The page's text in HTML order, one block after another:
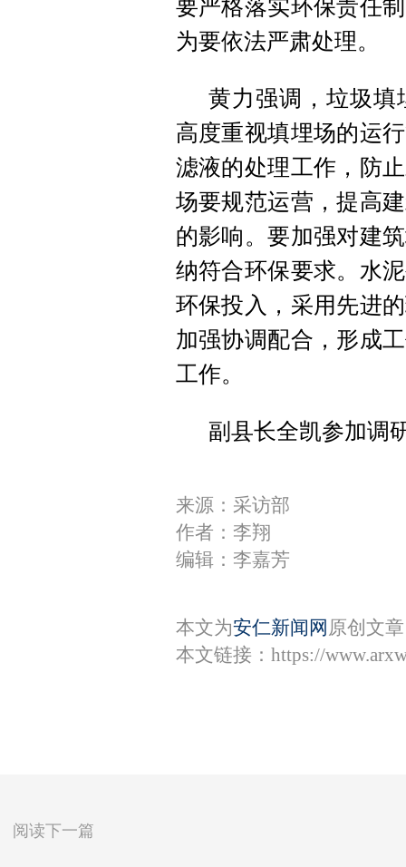
要严格落实环保责任
为要依法严肃处理。
黄力强调，垃圾填
高度重视填埋场的运
滤液的处理工作，防
场要规范运营，提高
的影响。要加强对建
纳符合环保要求。水
环保投入，采用先进
加强协调配合，形成
工作。
副县长全凯参加调
来源：采访部
作者：李翔
编辑：李嘉芳
本文为安仁新闻网 原创文
本文链接： https://
阅读下一篇